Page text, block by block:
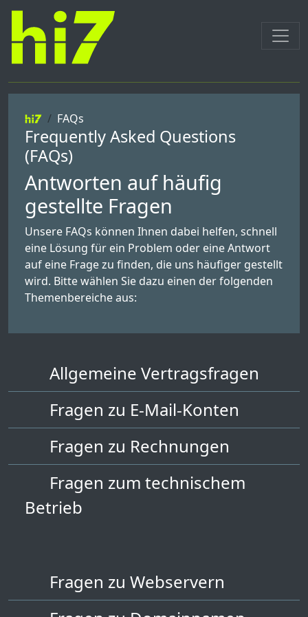
FAQs
Frequently Asked Questions
(FAQs)
Antworten auf häufig
gestellte Fragen
Unsere FAQs können Ihnen dabei helfen, schnell
eine Lösung für ein Problem oder eine Antwort
auf eine Frage zu finden, die uns häufiger gestellt
wird. Bitte wählen Sie dazu einen der folgenden
Themenbereiche aus:
Allgemeine Vertragsfragen
Fragen zu E-Mail-Konten
Fragen zu Rechnungen
Fragen zum technischem
Betrieb
Fragen zu Webservern